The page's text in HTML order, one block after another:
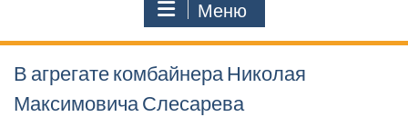
Меню
В агрегате комбайнера Николая
Максимовича Слесарева